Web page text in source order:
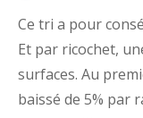
Ce tri a pour
Et par ricochet,
surfaces. Au
baissé de 5% par